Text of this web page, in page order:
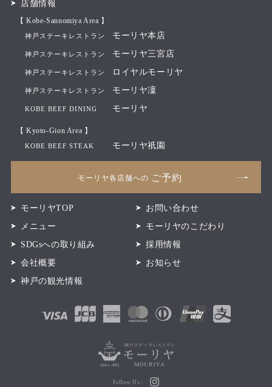
店舗情報
【 Kobe-Sannomiya Area 】
神戸ステーキレストラン モーリヤ本店
神戸ステーキレストラン モーリヤ三宮店
神戸ステーキレストラン ロイヤルモーリヤ
神戸ステーキレストラン モーリヤ凜
KOBE BEEF DINING モーリヤ
【 Kyoto-Gion Area 】
KOBE BEEF STEAK モーリヤ祇園
モーリヤ各店舗への ご予約
モーリヤTOP
お問い合わせ
メニュー
モーリヤのこだわり
SDGsへの取り組み
採用情報
会社概要
お知らせ
神戸の観光情報
Follow Us :